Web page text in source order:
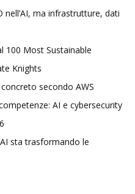
nell’AI, ma infrastrutture, dati
100 Most Sustainable
Knights
secondo AWS
AI e cybersecurity
sta trasformando le